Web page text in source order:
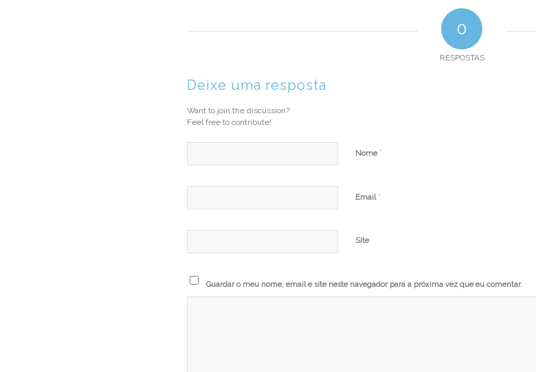
0
RESPOSTAS
Deixe uma resposta
Want to join the discussion?
Feel free to contribute!
Nome *
Email *
Site
Guardar o meu nome, email e site neste navegador para a próxima vez que eu comentar.